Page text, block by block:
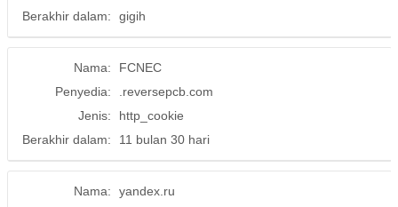
Berakhir dalam:
gigih
Nama:
FCNEC
Penyedia:
.reversepcb.com
Jenis:
http_cookie
Berakhir dalam:
11 bulan 30 hari
Nama:
yandex.ru